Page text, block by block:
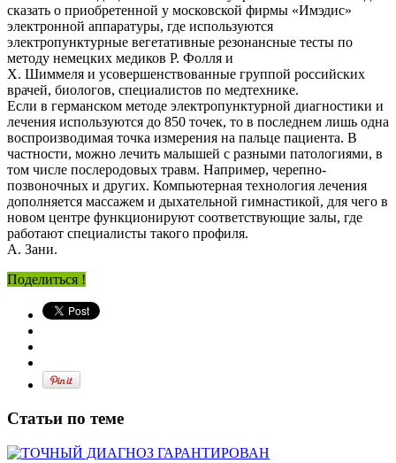
сказать о приобретенной у московской фирмы «Имэдис»
электронной аппаратуры, где используются
электропунктурные вегетативные резонансные тесты по
методу немецких медиков Р. Фолля и
Х. Шиммеля и усовершенствованные группой российских
врачей, биологов, специалистов по медтехнике.
Если в германском методе электропунктурной диагностики и
лечения используются до 850 точек, то в последнем лишь одна
воспроизводимая точка измерения на пальце пациента. В
частности, можно лечить малышей с разными патологиями, в
том числе послеродовых травм. Например, черепно-
позвоночных и других. Компьютерная технология лечения
дополняется массажем и дыхательной гимнастикой, для чего в
новом центре функционируют соответствующие залы, где
работают специалисты такого профиля.
А. Зани.
Поделиться !
Статьи по теме